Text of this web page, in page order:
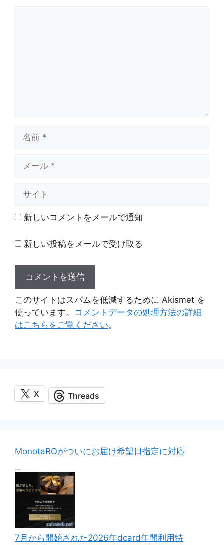
ト 新しいコメントをメールで通知
新しい投稿をメールで受け取る
このサイトはスパムを低減するために Akismet を
使っています。 コメントデータの処理方法の詳細
はこちらをご覧ください。
X Threads
MonotaROがついにお届け希望日指定に対応
7月から開始された2026年dcard年間利用特